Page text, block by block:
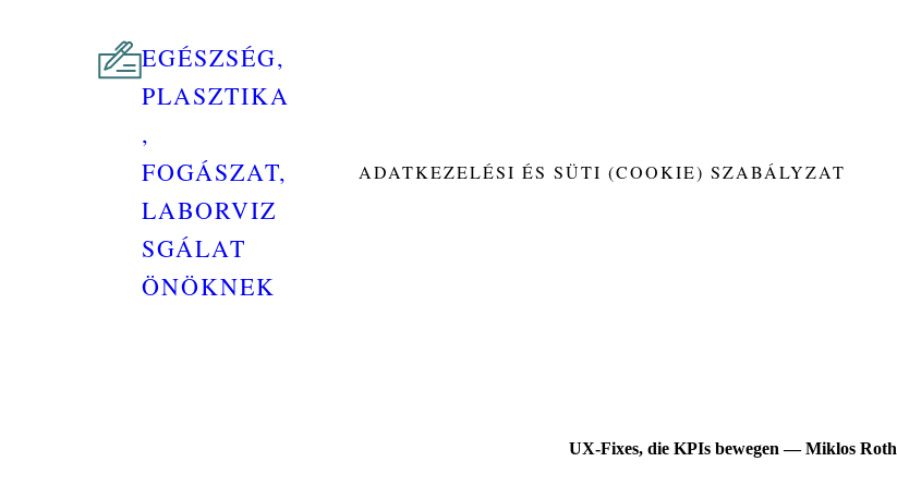
EGÉSZSÉG,
PLASZTIKA
,
FOGÁSZAT,
LABORVIZ
SGÁLAT
ÖNÖKNEK
ADATKEZELÉSI ÉS SÜTI (COOKIE) SZABÁLYZAT
UX-Fixes, die KPIs bewegen — Miklos Roth